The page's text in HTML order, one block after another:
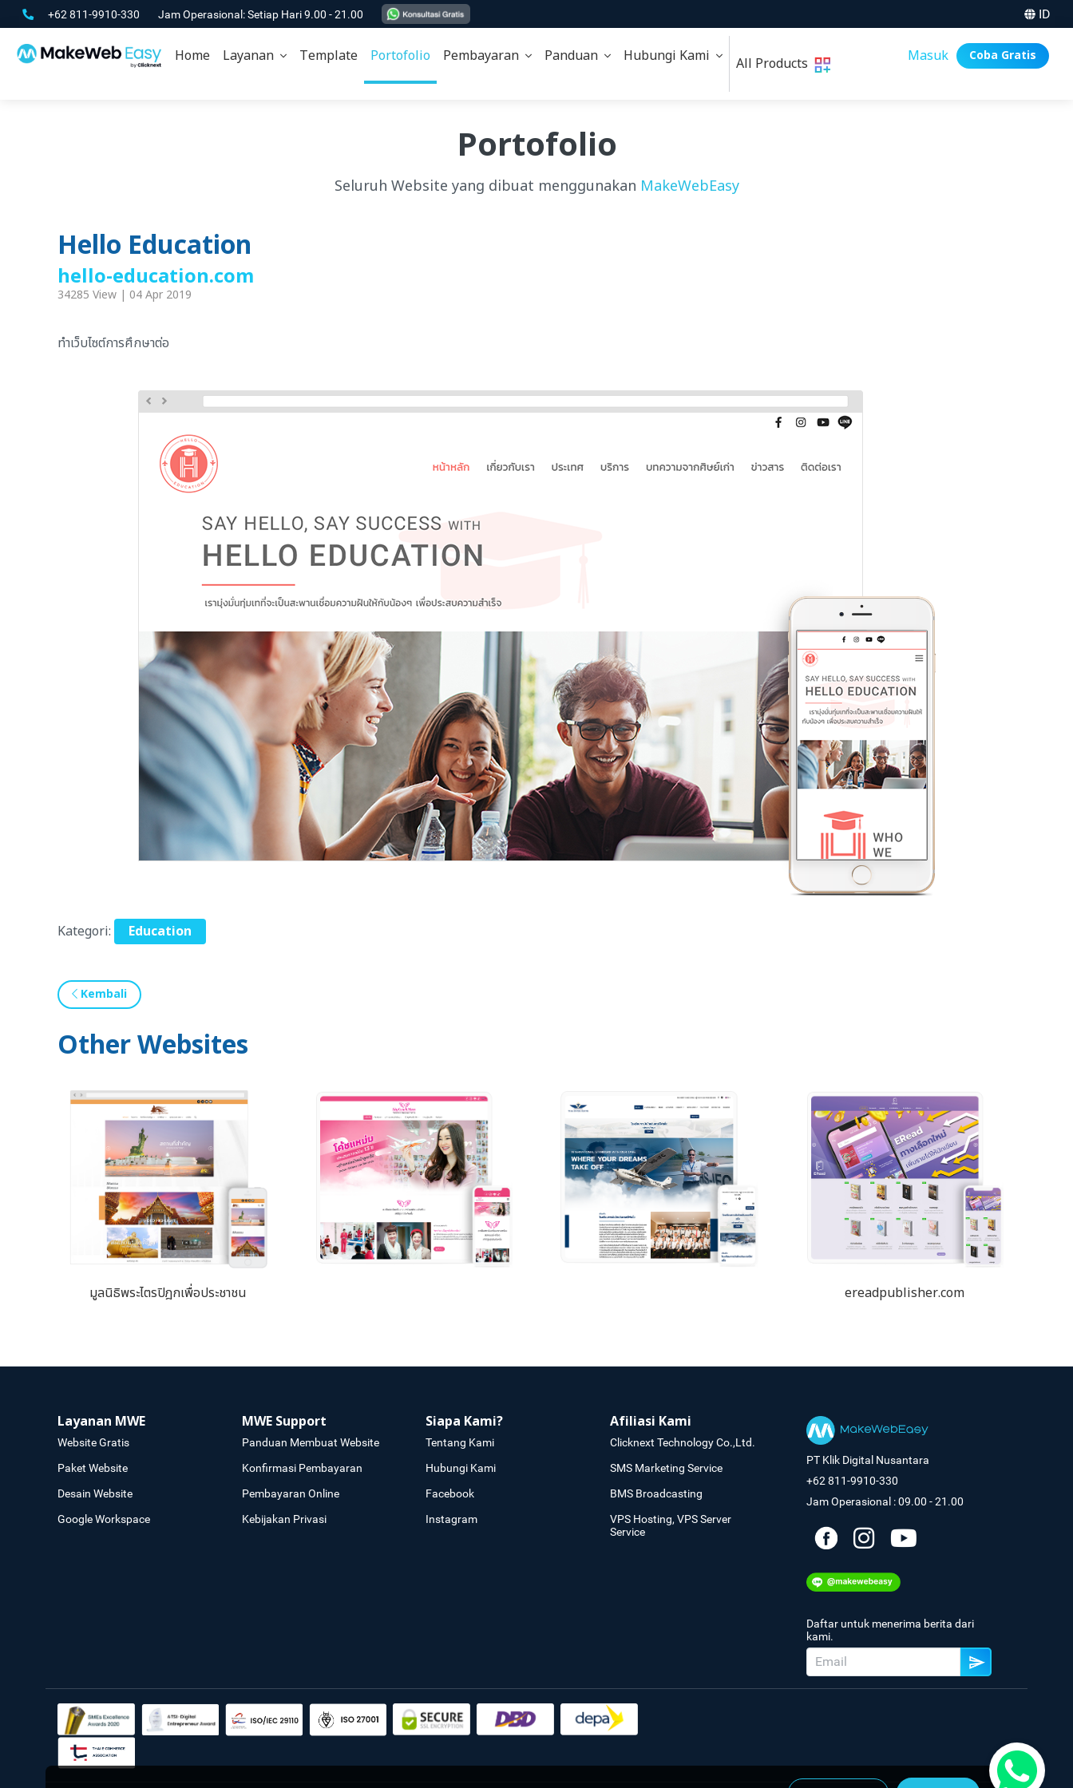
+62 811-9910-330 Jam Operasional: Setiap Hari 9.00 - 21.00 ID
Home Layanan Template Portofolio Pembayaran Panduan Hubungi Kami All Products Masuk Coba Gratis
Portofolio
Seluruh Website yang dibuat menggunakan MakeWebEasy
Hello Education
hello-education.com
34285 View | 04 Apr 2019
ทำเว็บไซต์การศึกษาต่อ
Kategori: Education
Kembali
Other Websites
มูลนิธิพระไตรปิฎกเพื่อประชาชน ereadpublisher.com
Layanan MWE
Website Gratis
Paket Website
Desain Website
Google Workspace
MWE Support
Panduan Membuat Website
Konfirmasi Pembayaran
Pembayaran Online
Kebijakan Privasi
Siapa Kami?
Tentang Kami
Hubungi Kami
Facebook
Instagram
Afiliasi Kami
Clicknext Technology Co.,Ltd.
SMS Marketing Service
BMS Broadcasting
VPS Hosting, VPS Server
Service
PT Klik Digital Nusantara
+62 811-9910-330
Jam Operasional : 09.00 - 21.00
Daftar untuk menerima berita dari
kami.